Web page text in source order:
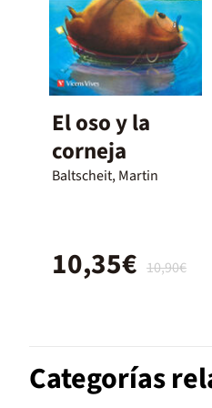
El oso y la
corneja
Baltscheit, Martin
10,90€
10,35€
Categorías